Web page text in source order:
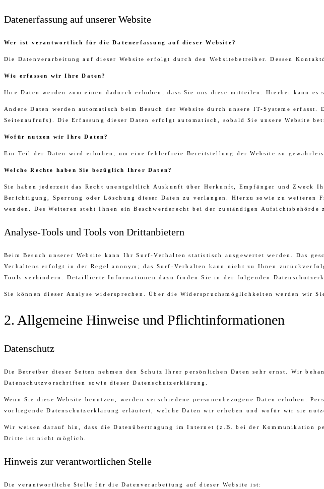
Datenerfassung auf unserer Website
Wer ist verantwortlich für die Datenerfassung auf dieser Website?
Die Datenverarbeitung auf dieser Website erfolgt durch den Websitebetreiber. Dessen
Wie erfassen wir Ihre Daten?
Ihre Daten werden zum einen dadurch erhoben, dass Sie uns diese mitteilen. Hierbei kann
Andere Daten werden automatisch beim Besuch der Website durch unsere IT-Systeme
Seitenaufrufs). Die Erfassung dieser Daten erfolgt automatisch, sobald Sie unsere Website
Wofür nutzen wir Ihre Daten?
Ein Teil der Daten wird erhoben, um eine fehlerfreie Bereitstellung der Website zu
Welche Rechte haben Sie bezüglich Ihrer Daten?
Sie haben jederzeit das Recht unentgeltlich Auskunft über Herkunft, Empfänger und Zweck
Berichtigung, Sperrung oder Löschung dieser Daten zu verlangen. Hierzu sowie zu weiteren
wenden. Des Weiteren steht Ihnen ein Beschwerderecht bei der zuständigen Aufsichtsbehörde
Analyse-Tools und Tools von Drittanbietern
Beim Besuch unserer Website kann Ihr Surf-Verhalten statistisch ausgewertet werden. Das
Verhaltens erfolgt in der Regel anonym; das Surf-Verhalten kann nicht zu Ihnen
Tools verhindern. Detaillierte Informationen dazu finden Sie in der folgenden
Sie können dieser Analyse widersprechen. Über die Widerspruchsmöglichkeiten werden wir
2. Allgemeine Hinweise und Pflichtinformationen
Datenschutz
Die Betreiber dieser Seiten nehmen den Schutz Ihrer persönlichen Daten sehr ernst. Wir
Datenschutzvorschriften sowie dieser Datenschutzerklärung.
Wenn Sie diese Website benutzen, werden verschiedene personenbezogene Daten erhoben.
vorliegende Datenschutzerklärung erläutert, welche Daten wir erheben und wofür wir sie
Wir weisen darauf hin, dass die Datenübertragung im Internet (z.B. bei der
Dritte ist nicht möglich.
Hinweis zur verantwortlichen Stelle
Die verantwortliche Stelle für die Datenverarbeitung auf dieser Website ist: